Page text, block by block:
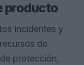
producto
incidentes y
de
protección,